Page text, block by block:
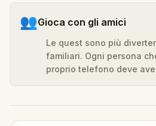
👥Gioca con gli amici
Le quest sono più
familiari. Ogni persona
proprio telefono deve